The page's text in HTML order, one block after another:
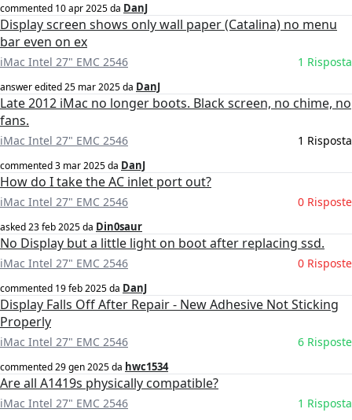
commented 10 apr 2025da DanJ
Display screen shows only wall paper (Catalina) no menu
bar even on ex
iMac Intel 27" EMC 2546 1 Risposta
answer edited25 mar 2025da DanJ
Late 2012 iMac no longer boots. Black screen, no chime, no
fans.
iMac Intel 27" EMC 2546 1 Risposta
commented3 mar 2025da DanJ
How do I take the AC inlet port out?
iMac Intel 27" EMC 2546 0 Risposte
asked23 feb 2025da Din0saur
No Display but a little light on boot after replacing ssd.
iMac Intel 27" EMC 2546 0 Risposte
commented 19 feb 2025da DanJ
Display Falls Off After Repair - New Adhesive Not Sticking
Properly
iMac Intel 27" EMC 2546 6 Risposte
commented29 gen 2025da hwc1534
Are all A1419s physically compatible?
iMac Intel 27" EMC 2546 1 Risposta